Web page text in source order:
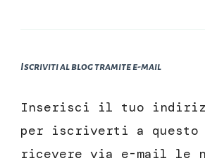
Iscriviti al blog tramite e-mail
Inserisci il tuo
per iscriverti a questo
ricevere via e-mail le